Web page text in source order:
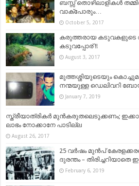
ബസ്സ് തൊഴിലാളികൾ
വാക്പോരും…
October 5, 2017
കരുത്തരായ കടുവകളുടെ
കടുവപ്പോര് !!
August 3, 2017
മുത്തശ്ശിയുടെയും
നന്മയുള്ള ഡെലിവറി
January 7, 2019
സ്ത്രീയാത്രികര്‍ മുന്‍കരുതലെടുക്കണം;
ലാഭം നോക്കാനേ പാടില്ല
August 26, 2017
25 വർഷം മുൻപ്
ദുരന്തം – തിരിച്ചറിയാതെ
February 6, 2019